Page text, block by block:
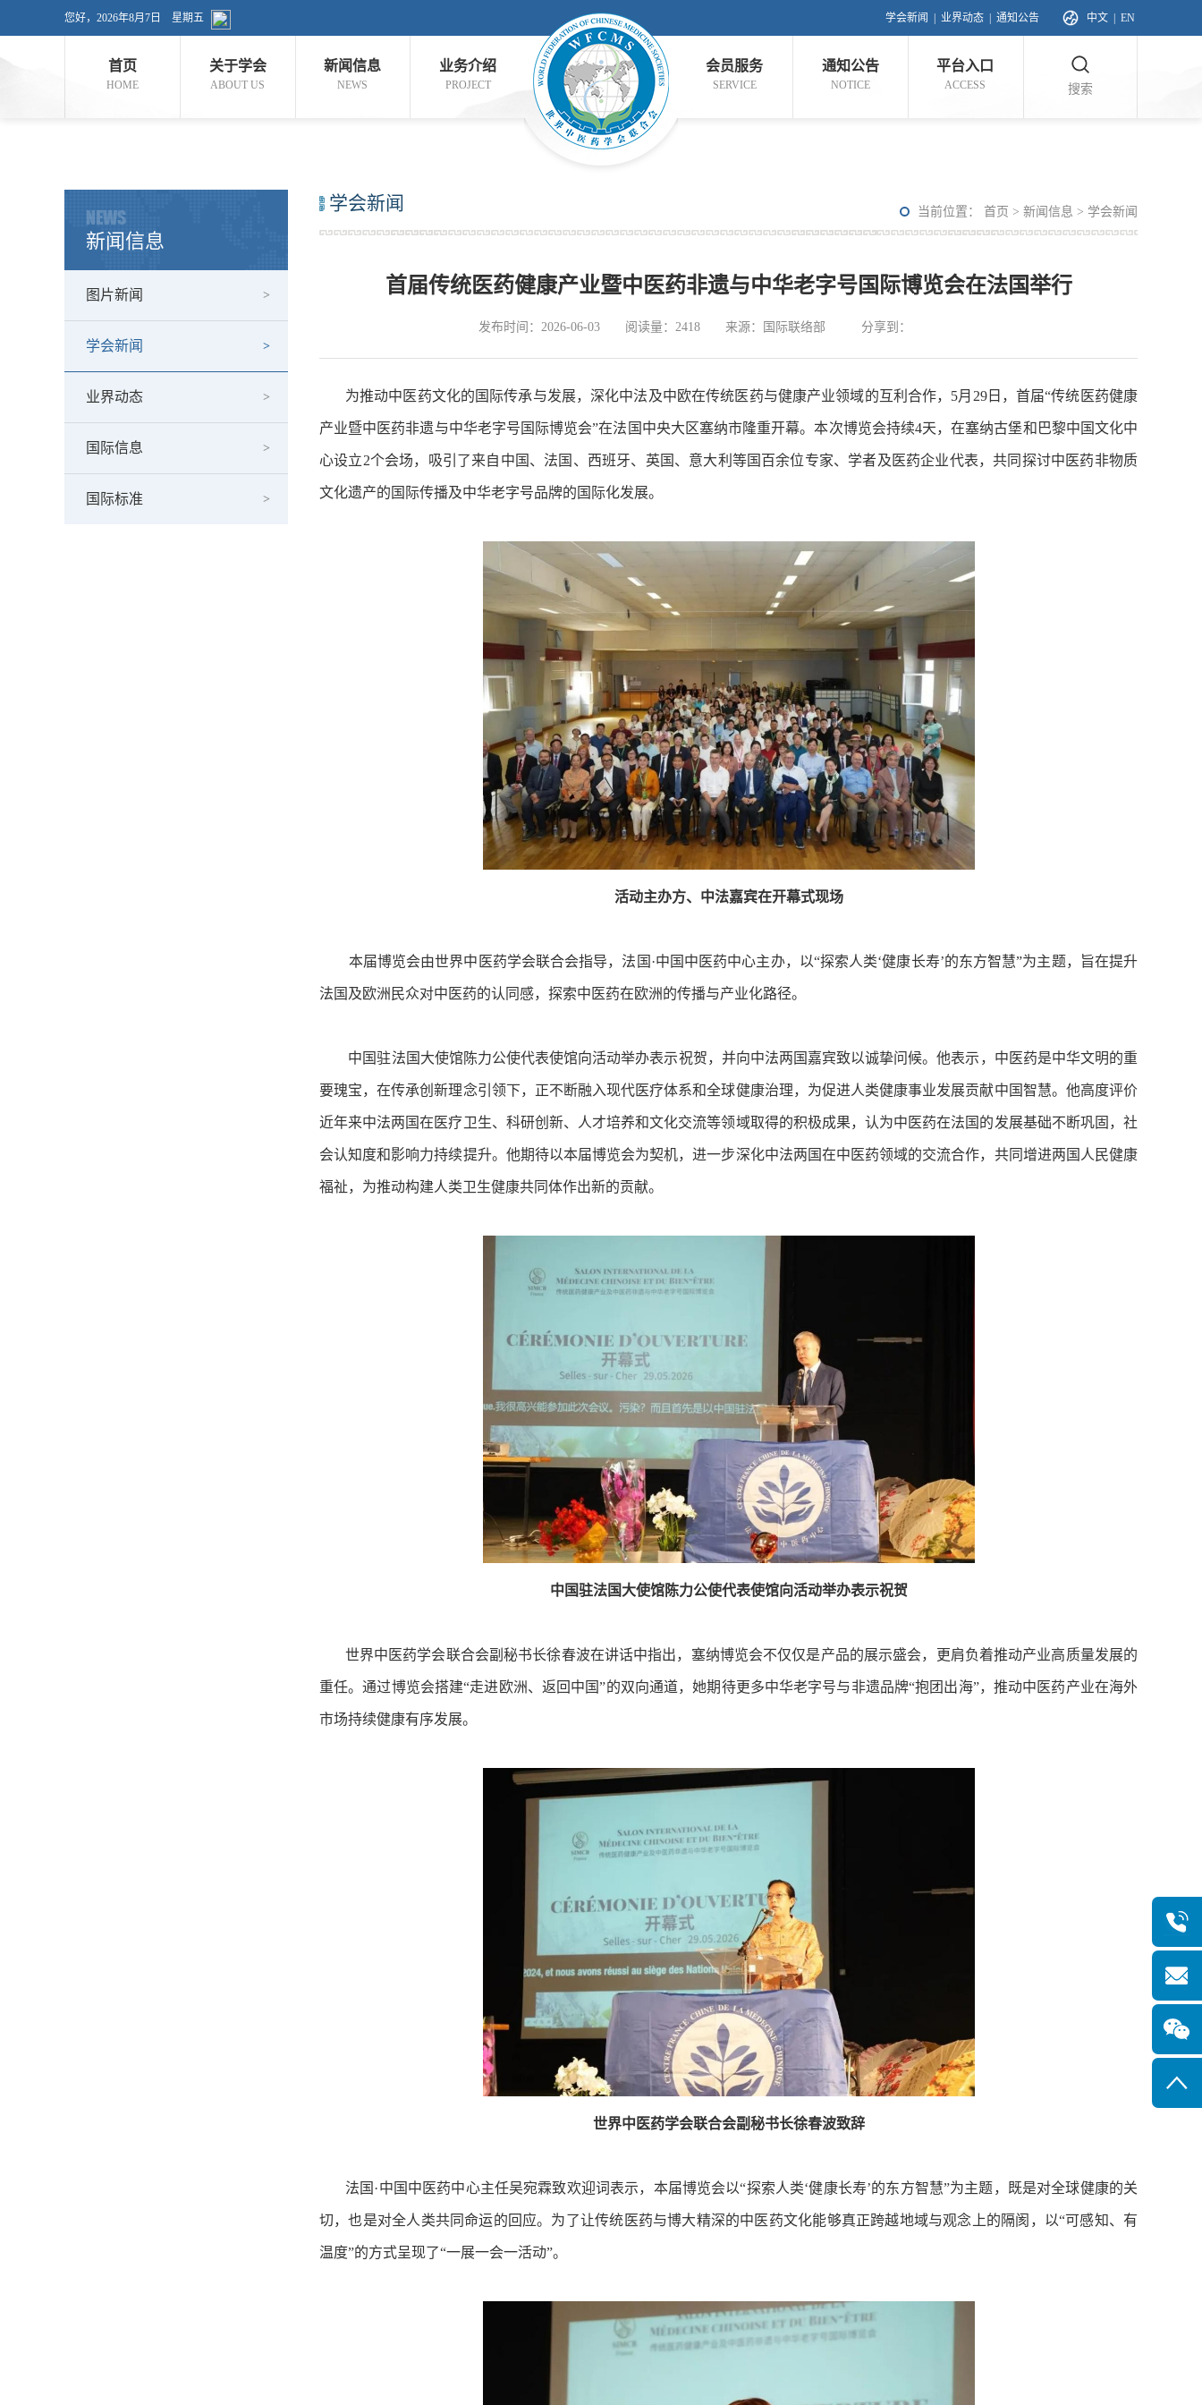
您好， 2026年8月7日 星期五 学会新闻 业界动态 通知公告 中文 EN
首页
HOME
关于学会
ABOUT US
新闻信息
NEWS
业务介绍
PROJECT
会员服务
SERVICE
通知公告
NOTICE
平台入口
ACCESS 搜索
NEWS
新闻信息
图片新闻
学会新闻
业界动态
国际信息
国际标准
学会新闻 当前位置： 首页 > 新闻信息 > 学会新闻
首届传统医药健康产业暨中医药非遗与中华老字号国际博览会在法国举行
发布时间：2026-06-03 阅读量：2418 来源：国际联络部 分享到：
为推动中医药文化的国际传承与发展，深化中法及中欧在传统医药与健康产业领域的互利合作，5月29日，首届“传统医药健康
产业暨中医药非遗与中华老字号国际博览会”在法国中央大区塞纳市隆重开幕。本次博览会持续4天，在塞纳古堡和巴黎中国文化中
心设立2个会场，吸引了来自中国、法国、西班牙、英国、意大利等国百余位专家、学者及医药企业代表，共同探讨中医药非物质
文化遗产的国际传播及中华老字号品牌的国际化发展。
活动主办方、中法嘉宾在开幕式现场
本届博览会由世界中医药学会联合会指导，法国·中国中医药中心主办，以“探索人类‘健康长寿’的东方智慧”为主题，旨在提升
法国及欧洲民众对中医药的认同感，探索中医药在欧洲的传播与产业化路径。
中国驻法国大使馆陈力公使代表使馆向活动举办表示祝贺，并向中法两国嘉宾致以诚挚问候。他表示，中医药是中华文明的重
要瑰宝，在传承创新理念引领下，正不断融入现代医疗体系和全球健康治理，为促进人类健康事业发展贡献中国智慧。他高度评价
近年来中法两国在医疗卫生、科研创新、人才培养和文化交流等领域取得的积极成果，认为中医药在法国的发展基础不断巩固，社
会认知度和影响力持续提升。他期待以本届博览会为契机，进一步深化中法两国在中医药领域的交流合作，共同增进两国人民健康
福祉，为推动构建人类卫生健康共同体作出新的贡献。
中国驻法国大使馆陈力公使代表使馆向活动举办表示祝贺
世界中医药学会联合会副秘书长徐春波在讲话中指出，塞纳博览会不仅仅是产品的展示盛会，更肩负着推动产业高质量发展的
重任。通过博览会搭建“走进欧洲、返回中国”的双向通道，她期待更多中华老字号与非遗品牌“抱团出海”，推动中医药产业在海外
市场持续健康有序发展。
世界中医药学会联合会副秘书长徐春波致辞
法国·中国中医药中心主任吴宛霖致欢迎词表示，本届博览会以“探索人类‘健康长寿’的东方智慧”为主题，既是对全球健康的关
切，也是对全人类共同命运的回应。为了让传统医药与博大精深的中医药文化能够真正跨越地域与观念上的隔阂，以“可感知、有
温度”的方式呈现了“一展一会一活动”。